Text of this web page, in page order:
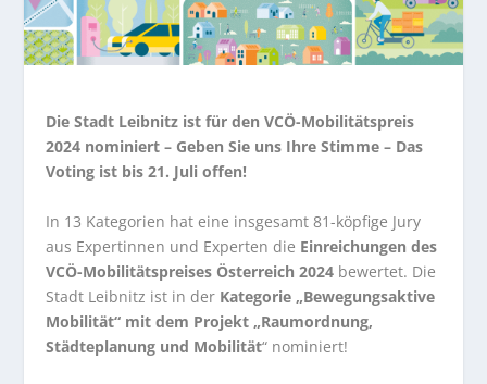
Die Stadt Leibnitz ist für den VCÖ-Mobilitätspreis
2024 nominiert – Geben Sie uns Ihre Stimme – Das
Voting ist bis 21. Juli offen!
In 13 Kategorien hat eine insgesamt 81-köpfige Jury
aus Expertinnen und Experten die Einreichungen des
VCÖ-Mobilitätspreises Österreich 2024 bewertet. Die
Stadt Leibnitz ist in der Kategorie „Bewegungsaktive
Mobilität“ mit dem Projekt „Raumordnung,
Städteplanung und Mobilität“ nominiert!